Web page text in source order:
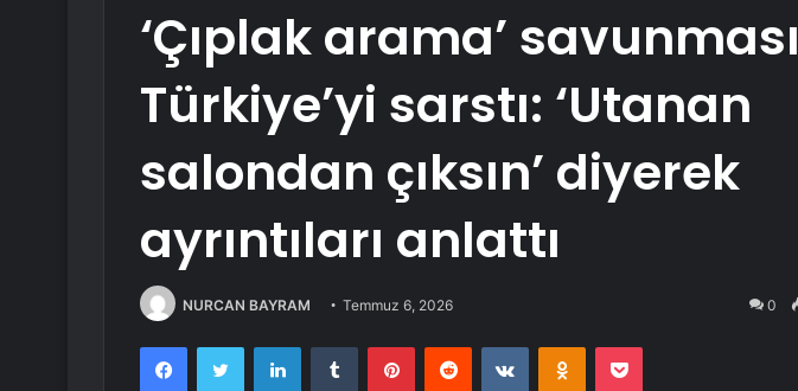
‘Çıplak arama’ savunması
Türkiye’yi sarstı: ‘Utanan
salondan çıksın’ diyerek
ayrıntıları anlattı
NURCAN BAYRAM Temmuz 6, 2026 0
FacebookTwitter LinkedInTumblr PinterestReddit VKontakteOdnoklassniki
Pocket